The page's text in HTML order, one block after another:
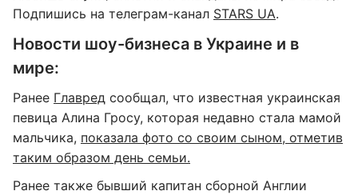
Подпишись на телеграм-канал STARS UA.
Новости шоу-бизнеса в Украине и в
мире:
Ранее Главред сообщал, что известная украинская
певица Алина Гросу, которая недавно стала мамой
мальчика, показала фото со своим сыном, отметив
таким образом день семьи.
Ранее также бывший капитан сборной Англии